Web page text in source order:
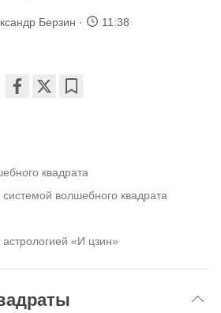
Берзин 11:38
квадрата
волшебного квадрата
«И цзин»